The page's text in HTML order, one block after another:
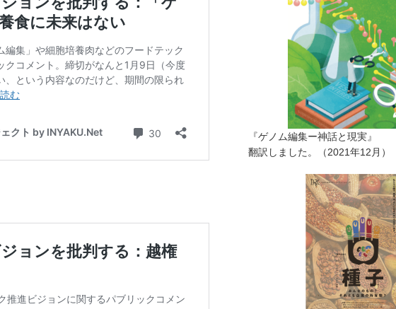
『ゲノム編集ー神話と現実』
翻訳しました。（2021年12月）